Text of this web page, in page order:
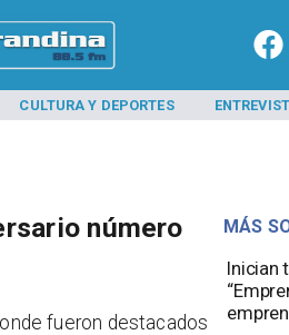
CULTURA Y DEPORTES
Inician
MÁS
número
fueron destacados